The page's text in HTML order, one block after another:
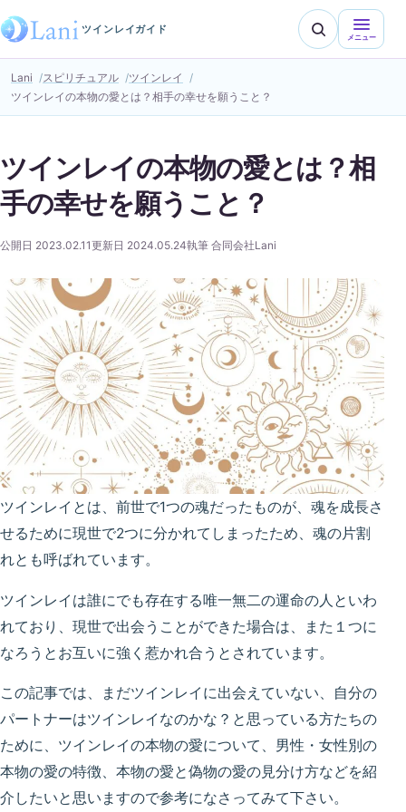
ツインレイガイド
メニュー
Lani スピリチュアル
ツインレイ
ツインレイの本物の愛とは？相手の幸せを願うこと？
ツインレイの本物の愛とは？相
手の幸せを願うこと？
公開日 2023.02.11更新日 2024.05.24執筆 合同会社Lani
ツインレイとは、前世で1つの魂だったものが、魂を成長さ
せるために現世で2つに分かれてしまったため、魂の片割
れとも呼ばれています。
ツインレイは誰にでも存在する唯一無二の運命の人といわ
れており、現世で出会うことができた場合は、また１つに
なろうとお互いに強く惹かれ合うとされています。
この記事では、まだツインレイに出会えていない、自分の
パートナーはツインレイなのかな？と思っている方たちの
ために、ツインレイの本物の愛について、男性・女性別の
本物の愛の特徴、本物の愛と偽物の愛の見分け方などを紹
介したいと思いますので参考になさってみて下さい。